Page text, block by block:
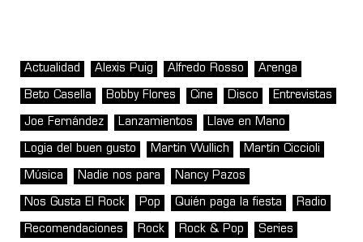
Actualidad Alexis Puig Alfredo Rosso Arenga
Beto Casella Bobby Flores Cine Disco Entrevistas
Joe Fernández Lanzamientos Llave en Mano
Logia del buen gusto Martin Wullich Martín Ciccioli
Música Nadie nos para Nancy Pazos
Nos Gusta El Rock Pop Quién paga la fiesta Radio
Recomendaciones Rock Rock & Pop Series